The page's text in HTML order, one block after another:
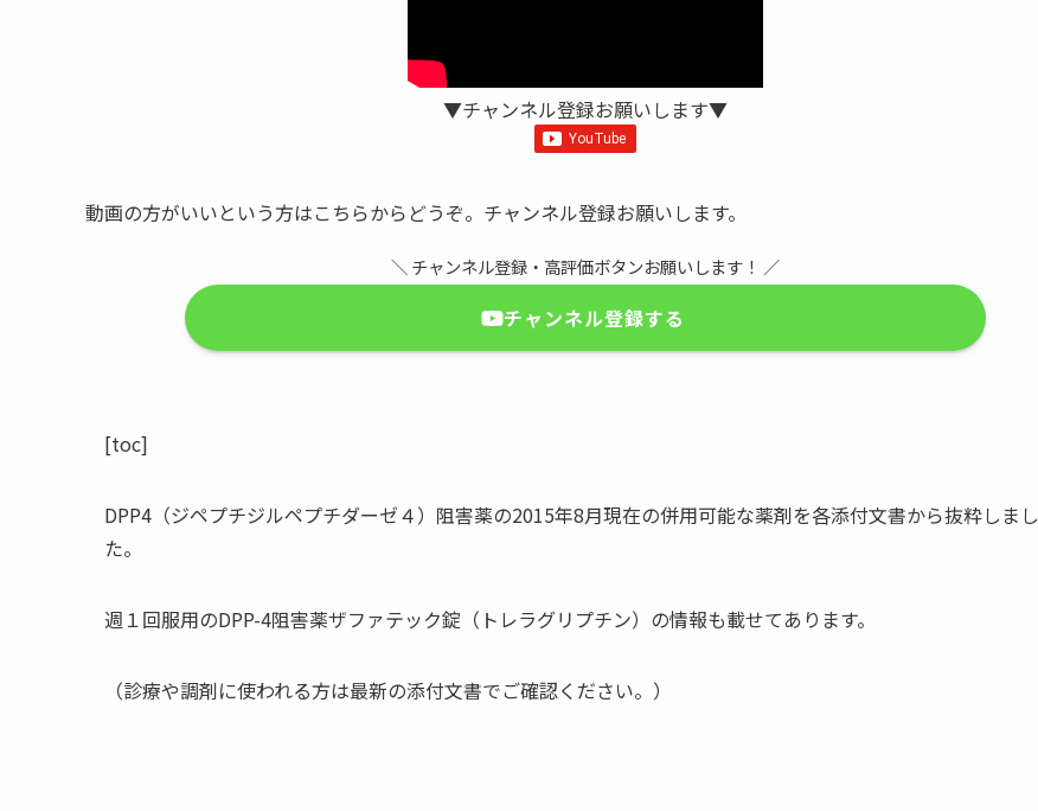
▼チャンネル登録お願いします▼
動画の方がいいという方はこちらからどうぞ。チャンネル登録お願いします。
＼ チャンネル登録・高評価ボタンお願いします！ ／
チャンネル登録する
[toc]
DPP4（ジペプチジルペプチダーゼ４）阻害薬の2015年8月現在の併用可能な薬剤を各添付文書から抜粋しまし
た。
週１回服用のDPP-4阻害薬ザファテック錠（トレラグリプチン）の情報も載せてあります。
（診療や調剤に使われる方は最新の添付文書でご確認ください。）